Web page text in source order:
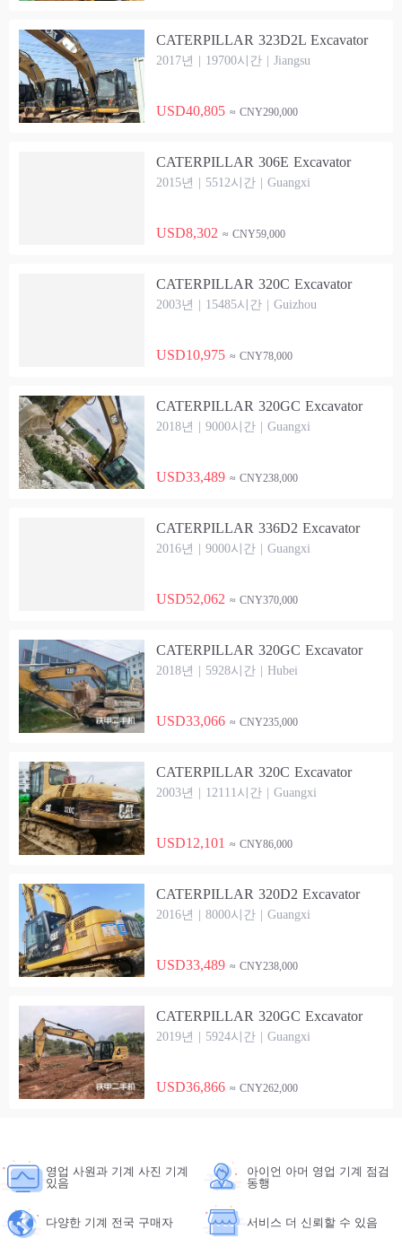
CATERPILLAR 323D2L Excavator
2017년 | 19700시간 | Jiangsu
USD40,805 ≈ CNY290,000
CATERPILLAR 306E Excavator
2015년 | 5512시간 | Guangxi
USD8,302 ≈ CNY59,000
CATERPILLAR 320C Excavator
2003년 | 15485시간 | Guizhou
USD10,975 ≈ CNY78,000
CATERPILLAR 320GC Excavator
2018년 | 9000시간 | Guangxi
USD33,489 ≈ CNY238,000
CATERPILLAR 336D2 Excavator
2016년 | 9000시간 | Guangxi
USD52,062 ≈ CNY370,000
CATERPILLAR 320GC Excavator
2018년 | 5928시간 | Hubei
USD33,066 ≈ CNY235,000
CATERPILLAR 320C Excavator
2003년 | 12111시간 | Guangxi
USD12,101 ≈ CNY86,000
CATERPILLAR 320D2 Excavator
2016년 | 8000시간 | Guangxi
USD33,489 ≈ CNY238,000
CATERPILLAR 320GC Excavator
2019년 | 5924시간 | Guangxi
USD36,866 ≈ CNY262,000
영업 사원과 기계 사진 기계
있음
아이언 아머 영업 기계 점검
동행
다양한 기계 전국 구매자 서비스 더 신뢰할 수 있음